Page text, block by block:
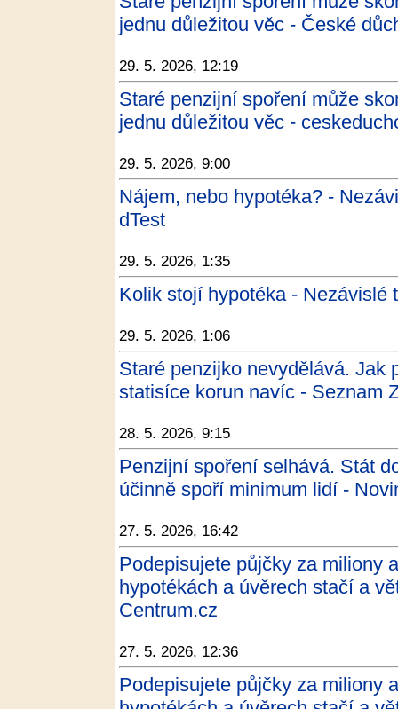
jednu důležitou věc - České
29. 5. 2026, 12:19
Staré penzijní spoření může
jednu důležitou věc -
29. 5. 2026, 9:00
Nájem, nebo hypotéka? -
dTest
29. 5. 2026, 1:35
Kolik stojí hypotéka - Nezávislé
29. 5. 2026, 1:06
Staré penzijko nevydělává. Jak
statisíce korun navíc - Seznam
28. 5. 2026, 9:15
Penzijní spoření selhává. Stát
účinně spoří minimum lidí -
27. 5. 2026, 16:42
Podepisujete půjčky za miliony
hypotékách a úvěrech stačí a
Centrum.cz
27. 5. 2026, 12:36
Podepisujete půjčky za miliony